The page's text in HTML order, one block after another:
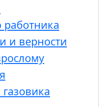
и верности